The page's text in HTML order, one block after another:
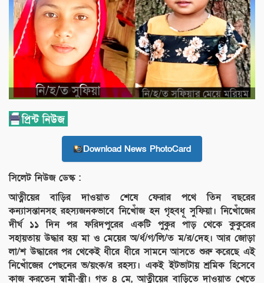
Download News PhotoCard
সিলেট নিউজ ডেস্ক :
আত্নীয়ের বাড়ির দাওয়াত শেষে ফেরার পথে তিন বছরের
কন্যাসন্তানসহ রহস্যজনকভাবে নিখোঁজ হন গৃহবধূ সুফিয়া। নিখোঁজের
দীর্ঘ ১১ দিন পর ফরিদপুরের একটি পুকুর পাড় থেকে কুকুরের
সহায়তায় উদ্ধার হয় মা ও মেয়ের অ/র্ধ/গ/লি/ত ম/র/দেহ। আর জোড়া
লা/শ উদ্ধারের পর থেকেই ধীরে ধীরে সামনে আসতে শুরু করেছে এই
নিখোঁজের পেছনের ভ/য়ংক/র রহস্য। একই ইটভাটায় শ্রমিক হিসেবে
কাজ করতেন স্বামী-স্ত্রী। গত ৪ মে, আত্নীয়ের বাড়িতে দাওয়াত খেতে